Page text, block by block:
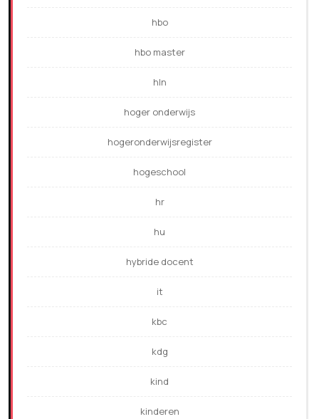
hbo
hbo master
hln
hoger onderwijs
hogeronderwijsregister
hogeschool
hr
hu
hybride docent
it
kbc
kdg
kind
kinderen